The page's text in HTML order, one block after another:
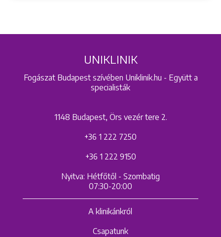
UNIKLINIK
Fogászat Budapest szívében Uniklinik.hu - Együtt a
specialisták
1148 Budapest, Örs vezér tere 2.
+36 1 222 7250
+36 1 222 9150
Nyitva: Hétfőtől - Szombatig
07:30-20:00
A klinikánkról
Csapatunk